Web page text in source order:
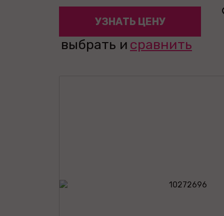
УЗНАТЬ ЦЕНУ
выбрать и сравнить